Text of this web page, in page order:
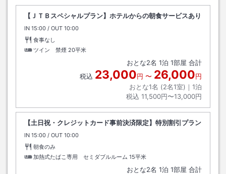
【ＪＴＢスペシャルプラン】ホテルからの朝食サービスあり
IN チェックイン
15:00 / OUT チェックアウト
10:00
食事なし
ツイン 禁煙 20平米
おとな2名 1泊 1部屋 合計
税込 23,000円 〜 26,000円
おとな1名 (2名1室)｜ 1泊
税込 11,500円〜13,000円
【土日祝・クレジットカード事前決済限定】特別割引プラン
IN チェックイン
15:00 / OUT チェックアウト
10:00
朝食のみ
加熱式たばこ専用 セミダブルルーム 15平米
おとな2名 1泊 1部屋 合計